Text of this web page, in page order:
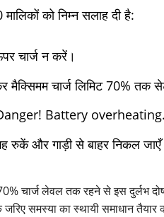
मालिकों को निम्न सलाह दी है:
चार्ज न करें।
मैक्सिमम चार्ज लिमिट 70% तक
Battery
रुकें और गाड़ी से बाहर निकल
चार्ज लेवल तक रहने से इस दुर्लभ
समस्या का स्थायी समाधान तैयार